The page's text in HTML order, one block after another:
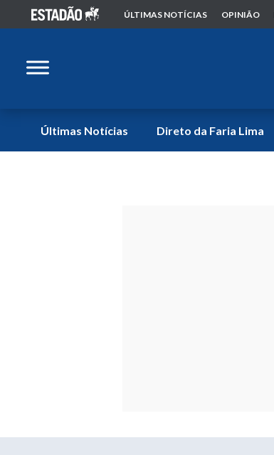
ÚLTIMAS NOTÍCIAS OPINIÃO
Últimas Notícias Direto da Faria Lima